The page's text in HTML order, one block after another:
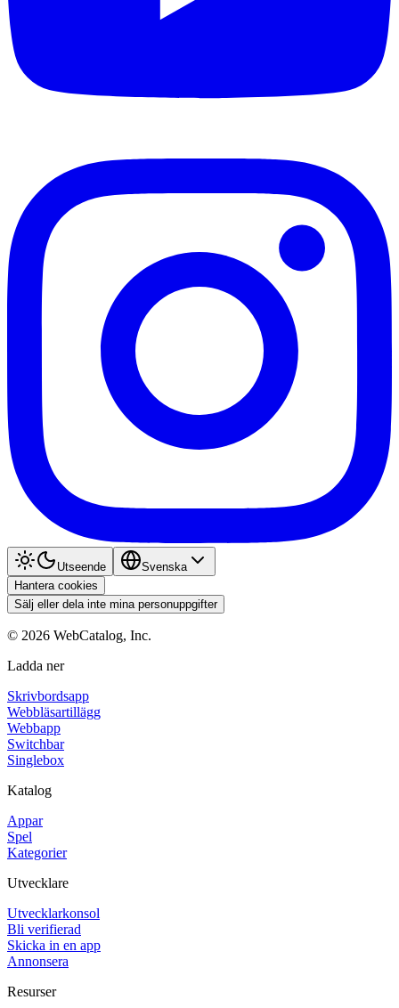
Utseende
Svenska
Hantera cookies
Sälj eller dela inte mina personuppgifter
© 2026 WebCatalog, Inc.
Ladda ner
Skrivbordsapp
Webbläsartillägg
Webbapp
Switchbar
Singlebox
Katalog
Appar
Spel
Kategorier
Utvecklare
Utvecklarkonsol
Bli verifierad
Skicka in en app
Annonsera
Resurser